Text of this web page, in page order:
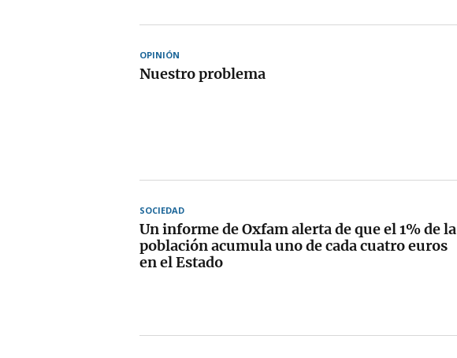
OPINIÓN
Nuestro problema
SOCIEDAD
Un informe de Oxfam alerta de que el 1% de la
población acumula uno de cada cuatro euros
en el Estado